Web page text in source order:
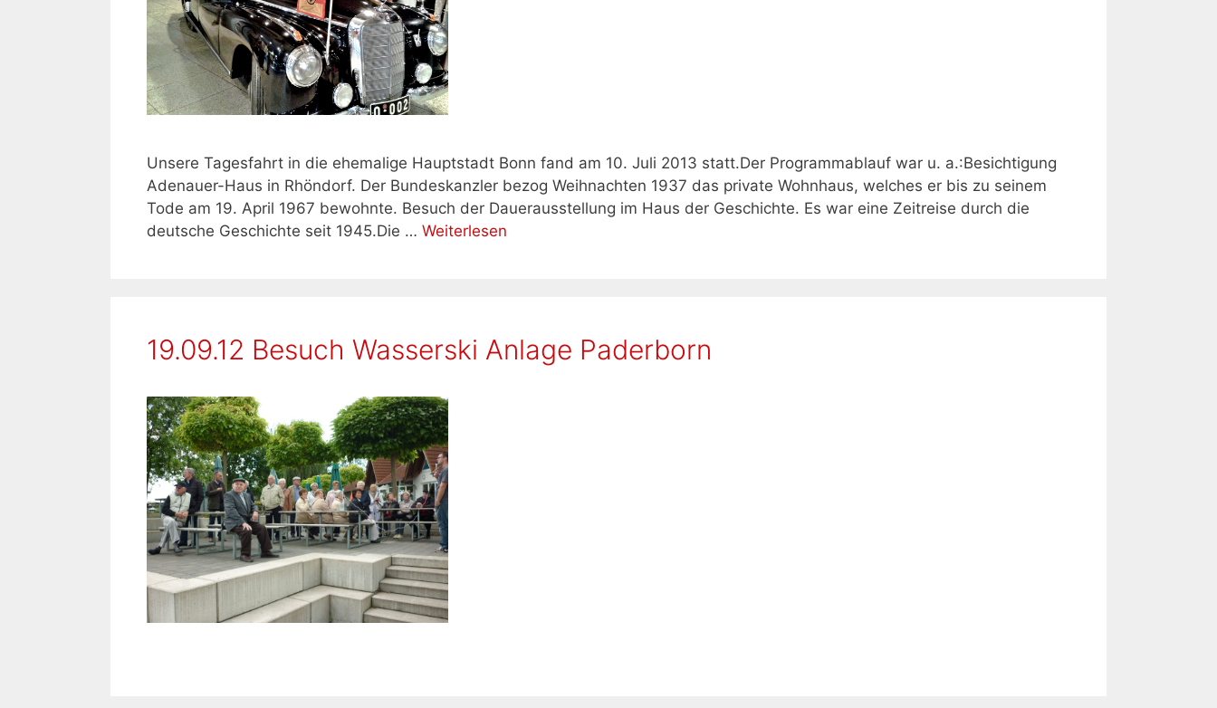
Unsere Tagesfahrt in die ehemalige Hauptstadt Bonn fand am 10. Juli 2013 statt.Der Programmablauf war u. a.:Besichtigung
Adenauer-Haus in Rhöndorf. Der Bundeskanzler bezog Weihnachten 1937 das private Wohnhaus, welches er bis zu seinem
Tode am 19. April 1967 bewohnte. Besuch der Dauerausstellung im Haus der Geschichte. Es war eine Zeitreise durch die
deutsche Geschichte seit 1945.Die … Weiterlesen
19.09.12 Besuch Wasserski Anlage Paderborn